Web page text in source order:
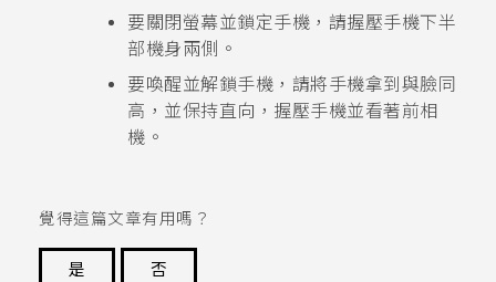
要關閉螢幕並鎖定手機，請握壓手機下半
部機身兩側。
要喚醒並解鎖手機，請將手機拿到與臉同
高，並保持直向，握壓手機並看著前相
機。
覺得這篇文章有用嗎？
是
否